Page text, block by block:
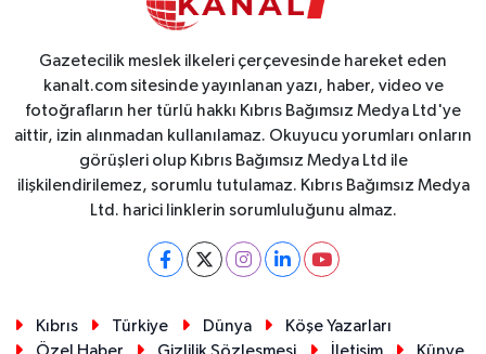
Gazetecilik meslek ilkeleri çerçevesinde hareket eden
kanalt.com sitesinde yayınlanan yazı, haber, video ve
fotoğrafların her türlü hakkı Kıbrıs Bağımsız Medya Ltd'ye
aittir, izin alınmadan kullanılamaz. Okuyucu yorumları onların
görüşleri olup Kıbrıs Bağımsız Medya Ltd ile
ilişkilendirilemez, sorumlu tutulamaz. Kıbrıs Bağımsız Medya
Ltd. harici linklerin sorumluluğunu almaz.
Kıbrıs Türkiye Dünya
Köşe Yazarları